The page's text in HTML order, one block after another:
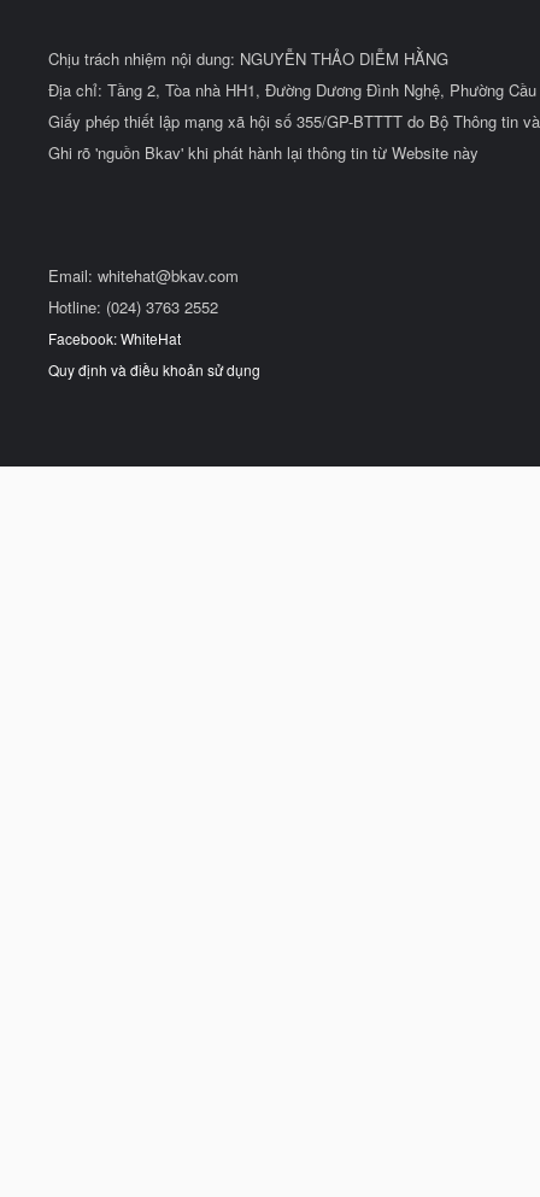
Chịu trách nhiệm nội dung: NGUYỄN THẢO DIỄM HẰNG
Địa chỉ: Tầng 2, Tòa nhà HH1, Đường Dương Đình Nghệ, Phường
Giấy phép thiết lập mạng xã hội số 355/GP-BTTTT do Bộ Thông tin
Ghi rõ 'nguồn Bkav' khi phát hành lại thông tin từ Website này
Email: whitehat@bkav.com
Hotline: (024) 3763 2552
Facebook: WhiteHat
Quy định và điều khoản sử dụng